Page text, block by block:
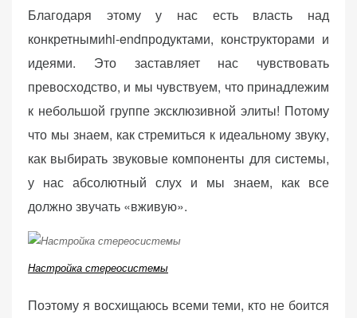
Благодаря этому у нас есть власть над
конкретнымиhi-endпродуктами, конструкторами и
идеями. Это заставляет нас чувствовать
превосходство, и мы чувствуем, что принадлежим
к небольшой группе эксклюзивной элиты! Потому
что мы знаем, как стремиться к идеальному звуку,
как выбирать звуковые компоненты для системы,
у нас абсолютный слух и мы знаем, как все
должно звучать «вживую».
Настройка стереосистемы
Поэтому я восхищаюсь всеми теми, кто не боится
Статистические
(аналитика)
Анализируют
(Яндекс.Метрика).
Анонимно, без
персональных
данных.
Маркетинговые
(реклама)
Яндекс.Директ:
персонализированная
ваших интересов.